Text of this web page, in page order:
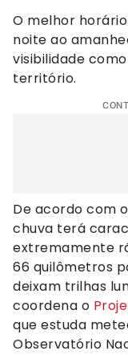
O melhor
noite ao
visibilidade
território.
De acordo com
chuva terá
extremamente
66 quilômetros
deixam trilhas
coordena o
que estuda
Observatório